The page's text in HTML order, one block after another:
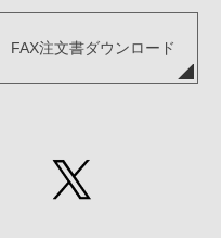
FAX注文書ダウンロード